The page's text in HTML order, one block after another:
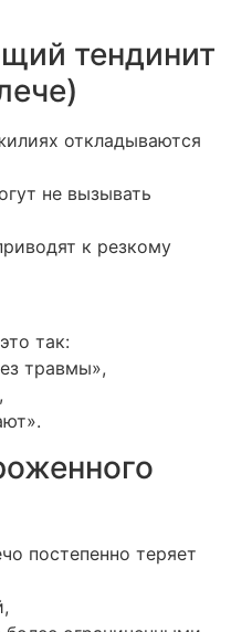
тендинит
откладываются
не вызывать
к резкому
так:
травмы»,
постепенно теряет